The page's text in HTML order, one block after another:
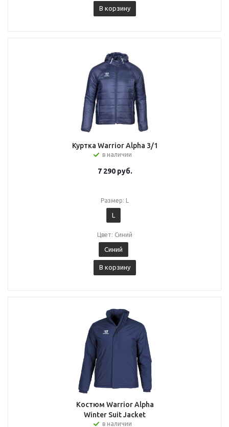
В корзину
Куртка Warrior Alpha 3/1
в наличии
7 290руб.
Размер: L
L
Цвет: Синий
Синий
В корзину
Костюм Warrior Alpha
Winter Suit Jacket
в наличии